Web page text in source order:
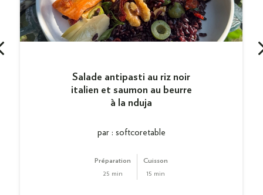
Salade antipasti au riz noir
italien et saumon au beurre
à la nduja
par : softcoretable
Préparation
25 min
Cuisson
15 min